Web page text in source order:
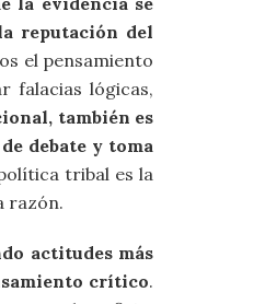
reputación del
el pensamiento
falacias lógicas,
también es
debate y toma
tribal es la
razón.
actitudes más
crítico.